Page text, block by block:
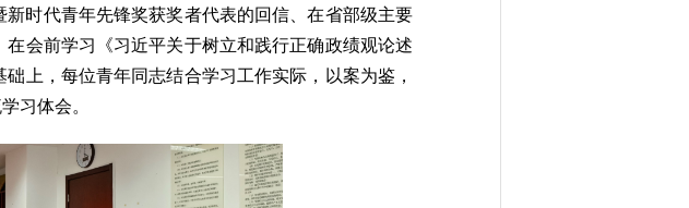
时代青年先锋奖获奖者代表的回信、在省部级主要
会前学习《习近平关于树立和践行正确政绩观论述
上，每位青年同志结合学习工作实际，以案为鉴，
习体会。